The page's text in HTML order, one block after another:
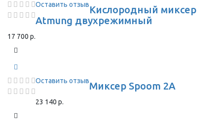
Оставить отзывКислородный миксер
Atmung двухрежимный
17 700 р.
Оставить отзывМиксер Spoom 2A
23 140 р.